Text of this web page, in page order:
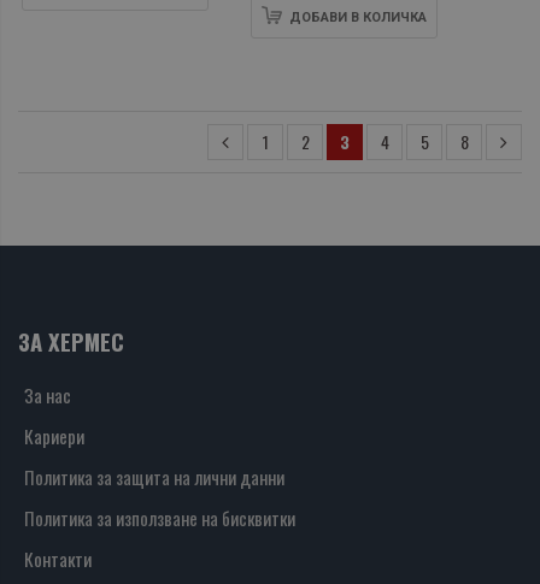
ДОБАВИ В КОЛИЧКА
1 2 3 4 5 8
ЗА ХЕРМЕС
За нас
Кариери
Политика за защита на лични данни
Политика за използване на бисквитки
Контакти